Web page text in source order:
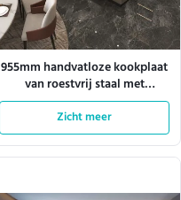
955mm handvatloze kookplaat
van roestvrij staal met
inductie-knooppunt
Zicht meer